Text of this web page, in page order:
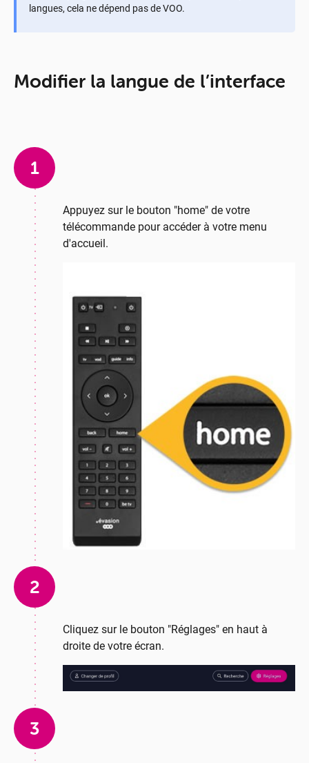
langues, cela ne dépend pas de VOO.
Mo­di­fier la langue de l’in­ter­face
1
Appuyez sur le bouton "home" de votre
télécommande pour accéder à votre menu
d'accueil.
2
Cliquez sur le bouton "Réglages" en haut à
droite de votre écran.
3